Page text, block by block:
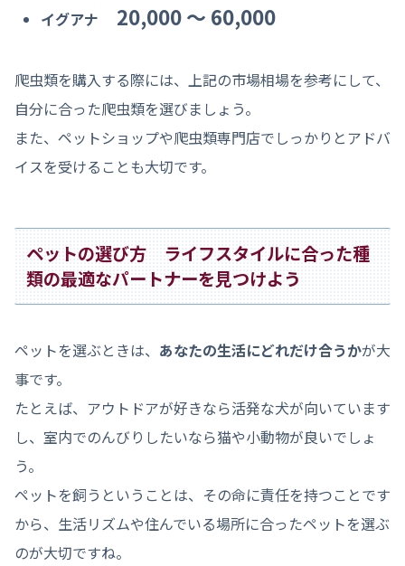
イグアナ 20,000 〜 60,000
爬虫類を購入する際には、上記の市場相場を参考にして、
自分に合った爬虫類を選びましょう。
また、ペットショップや爬虫類専門店でしっかりとアドバ
イスを受けることも大切です。
ペットの選び方 ライフスタイルに合った種
類の最適なパートナーを見つけよう
ペットを選ぶときは、 あなたの生活にどれだけ合うかが大
事です。
たとえば、アウトドアが好きなら活発な犬が向いています
し、室内でのんびりしたいなら猫や小動物が良いでしょ
う。
ペットを飼うということは、その命に責任を持つことです
から、生活リズムや住んでいる場所に合ったペットを選ぶ
のが大切ですね。